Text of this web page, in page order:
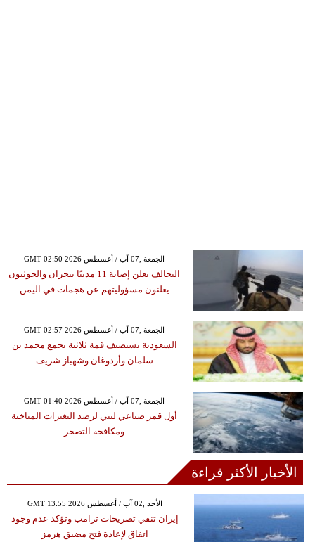
GMT 02:50 2026 الجمعة ,07 آب / أغسطس
التحالف يعلن إصابة 11 مدنيًا بنجران والحوثيون
يعلنون مسؤوليتهم عن هجمات في اليمن
GMT 02:57 2026 الجمعة ,07 آب / أغسطس
السعودية تستضيف قمة ثلاثية تجمع محمد بن
سلمان وأردوغان وشهباز شريف
GMT 01:40 2026 الجمعة ,07 آب / أغسطس
أول قمر صناعي ليبي لرصد التغيرات المناخية
ومكافحة التصحر
الأخبار الأكثر قراءة
GMT 13:55 2026 الأحد ,02 آب / أغسطس
إيران تنفي تصريحات ترامب وتؤكد عدم وجود
اتفاق لإعادة فتح مضيق هرمز